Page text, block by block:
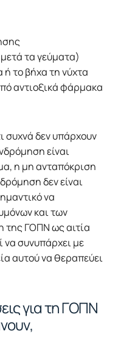
τα γεύματα)
ή το βήχα τη νύχτα
αντιοξικά φάρμακα
συχνά δεν υπάρχουν
είναι
η μη ανταπόκριση
δεν είναι
να
και των
της ΓΟΠΝ ως αιτία
να συνυπάρχει με
αυτού να θεραπεύει
για τη ΓΟΠΝ